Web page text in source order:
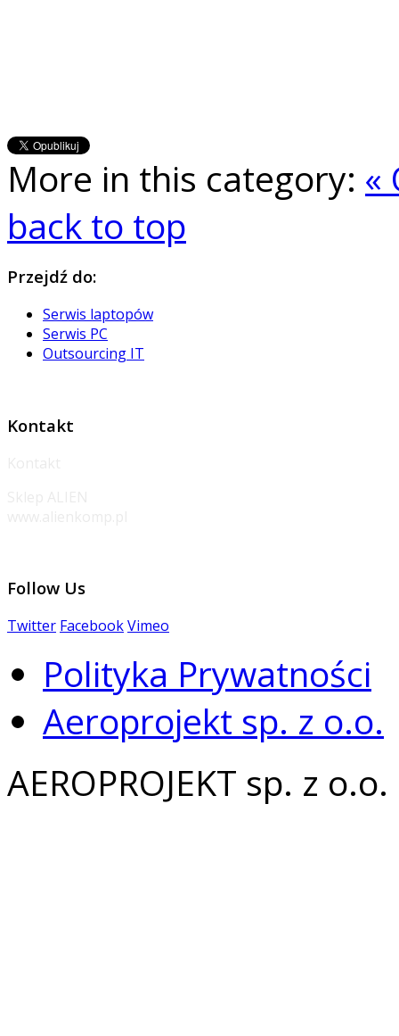
More in this category: «
back to top
Przejdź do:
Serwis laptopów
Serwis PC
Outsourcing IT
Kontakt
Follow Us
Twitter FacebookVimeo
Polityka Prywatności
Aeroprojekt sp. z o.o.
AEROPROJEKT sp. z o.o.